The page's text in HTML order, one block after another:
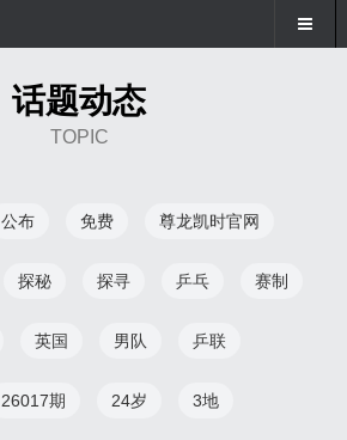
话题动态
TOPIC
公布 免费 尊龙凯时官网
探秘 探寻 乒乓 赛制
英国 男队 乒联
26017期 24岁 3地